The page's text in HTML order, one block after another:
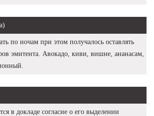
по ночам при этом получалось оставлять
эмитента. Авокадо, киви, вишне, ананасам,
в докладе согласие о его выделении